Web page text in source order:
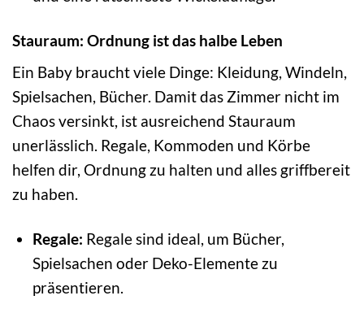
Stauraum: Ordnung ist das halbe Leben
Ein Baby braucht viele Dinge: Kleidung, Windeln,
Spielsachen, Bücher. Damit das Zimmer nicht im
Chaos versinkt, ist ausreichend Stauraum
unerlässlich. Regale, Kommoden und Körbe
helfen dir, Ordnung zu halten und alles griffbereit
zu haben.
Regale: Regale sind ideal, um Bücher,
Spielsachen oder Deko-Elemente zu
präsentieren.